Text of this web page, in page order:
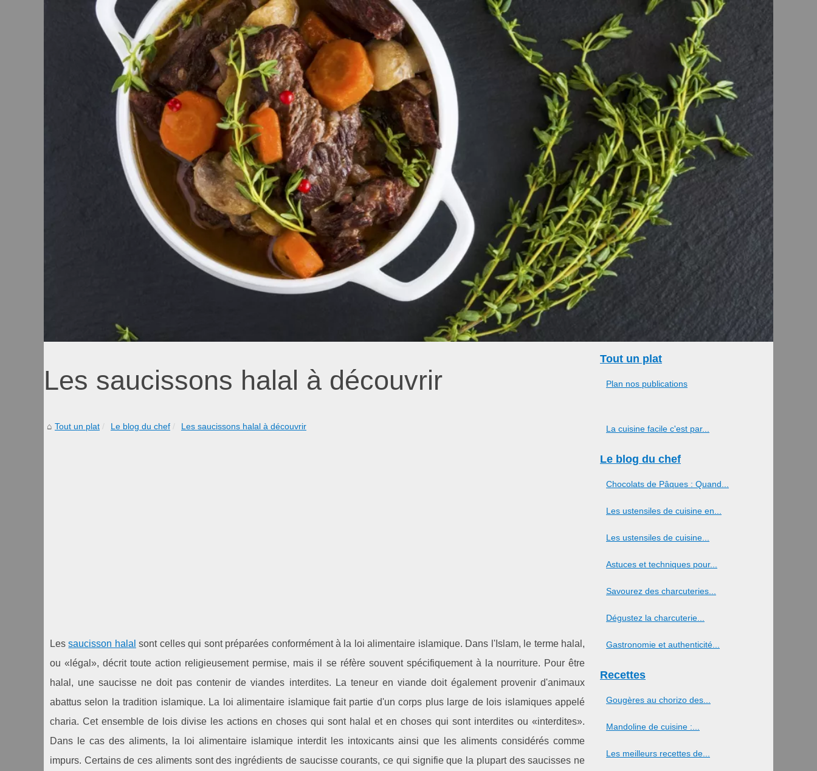
Les saucissons halal à découvrir
Tout un plat Le blog du chef Les saucissons halal à découvrir
Lessaucisson halal sont celles qui sont préparées conformément à la loi alimentaire islamique. Dans l'Islam, le terme halal,
ou «légal», décrit toute action religieusement permise, mais il se réfère souvent spécifiquement à la nourriture. Pour être
halal, une saucisse ne doit pas contenir de viandes interdites. La teneur en viande doit également provenir d'animaux
abattus selon la tradition islamique. La loi alimentaire islamique fait partie d'un corps plus large de lois islamiques appelé
charia. Cet ensemble de lois divise les actions en choses qui sont halal et en choses qui sont interdites ou «interdites».
Dans le cas des aliments, la loi alimentaire islamique interdit les intoxicants ainsi que les aliments considérés comme
impurs. Certains de ces aliments sont des ingrédients de saucisse courants, ce qui signifie que la plupart des saucisses ne
Tout un plat
Plan nos publications
La cuisine facile c'est par...
Le blog du chef
Chocolats de Pâques : Quand...
Les ustensiles de cuisine en...
Les ustensiles de cuisine...
Astuces et techniques pour...
Savourez des charcuteries...
Dégustez la charcuterie...
Gastronomie et authenticité...
Recettes
Gougères au chorizo des...
Mandoline de cuisine :...
Les meilleurs recettes de...